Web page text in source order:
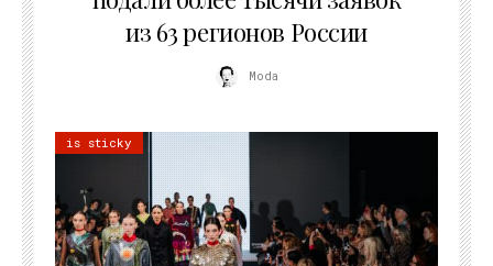
из 63 регионов России
Moda
is sticky